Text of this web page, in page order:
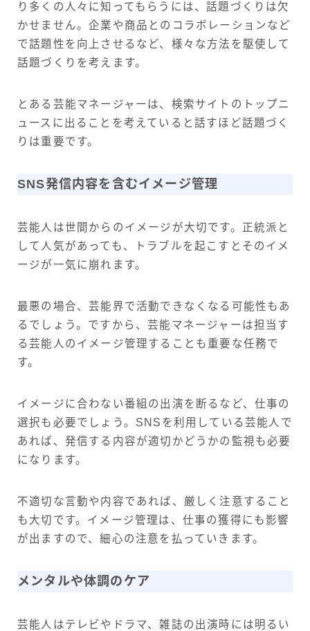
り多くの人々に知ってもらうには、話題づくりは欠
かせません。企業や商品とのコラボレーションなど
で話題性を向上させるなど、様々な方法を駆使して
話題づくりを考えます。
とある芸能マネージャーは、検索サイトのトップニ
ュースに出ることを考えていると話すほど話題づく
りは重要です。
SNS発信内容を含むイメージ管理
芸能人は世間からのイメージが大切です。正統派と
して人気があっても、トラブルを起こすとそのイメ
ージが一気に崩れます。
最悪の場合、芸能界で活動できなくなる可能性もあ
るでしょう。ですから、芸能マネージャーは担当す
る芸能人のイメージ管理することも重要な任務で
す。
イメージに合わない番組の出演を断るなど、仕事の
選択も必要でしょう。SNSを利用している芸能人で
あれば、発信する内容が適切かどうかの監視も必要
になります。
不適切な言動や内容であれば、厳しく注意すること
も大切です。イメージ管理は、仕事の獲得にも影響
が出ますので、細心の注意を払っていきます。
メンタルや体調のケア
芸能人はテレビやドラマ、雑誌の出演時には明るい